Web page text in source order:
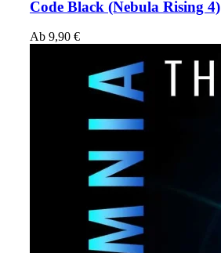
Code Black (Nebula Rising 4)
Ab 9,90 €